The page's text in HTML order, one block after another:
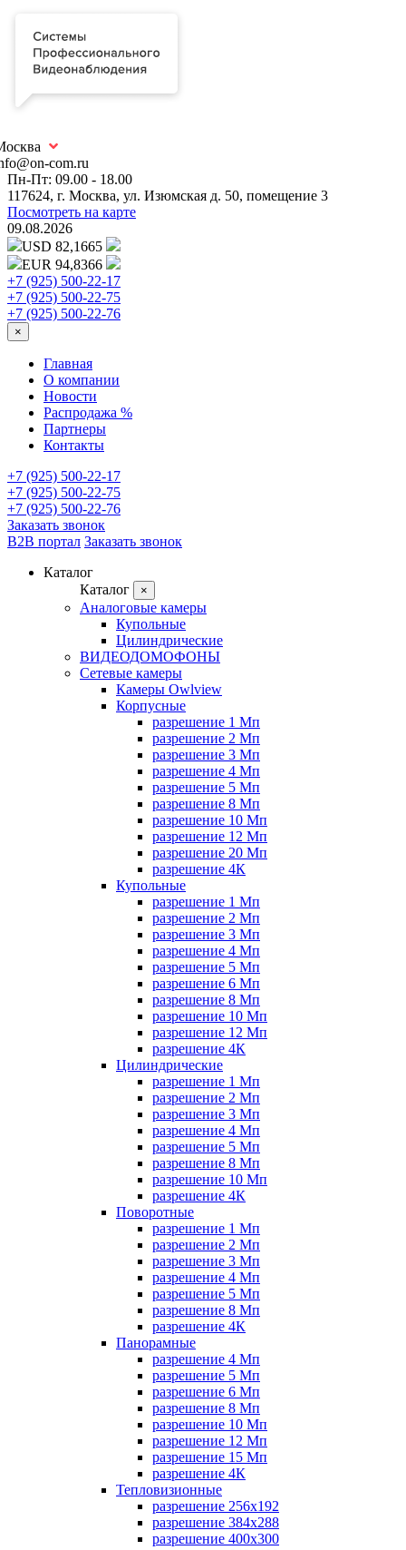
com.ru
Пн-Пт: 09.00 - 18.00
117624, г. Москва, ул. Изюмская д. 50, помещение 3
Посмотреть на карте
09.08.2026
USD 82,1665
EUR 94,8366
+7 (925) 500-22-17
+7 (925) 500-22-75
+7 (925) 500-22-76
×
Главная
О компании
Новости
Распродажа %
Партнеры
Контакты
+7 (925) 500-22-17
+7 (925) 500-22-75
+7 (925) 500-22-76
Заказать звонок
B2B портал Заказать звонок
Каталог
Каталог
×
Аналоговые камеры
Купольные
Цилиндрические
ВИДЕОДОМОФОНЫ
Сетевые камеры
Камеры Owlview
Корпусные
разрешение 1 Мп
разрешение 2 Мп
разрешение 3 Мп
разрешение 4 Мп
разрешение 5 Мп
разрешение 8 Мп
разрешение 10 Мп
разрешение 12 Мп
разрешение 20 Мп
разрешение 4К
Купольные
разрешение 1 Мп
разрешение 2 Мп
разрешение 3 Мп
разрешение 4 Мп
разрешение 5 Мп
разрешение 6 Мп
разрешение 8 Мп
разрешение 10 Мп
разрешение 12 Мп
разрешение 4К
Цилиндрические
разрешение 1 Мп
разрешение 2 Мп
разрешение 3 Мп
разрешение 4 Мп
разрешение 5 Мп
разрешение 8 Мп
разрешение 10 Мп
разрешение 4К
Поворотные
разрешение 1 Мп
разрешение 2 Мп
разрешение 3 Мп
разрешение 4 Мп
разрешение 5 Мп
разрешение 8 Мп
разрешение 4К
Панорамные
разрешение 4 Мп
разрешение 5 Мп
разрешение 6 Мп
разрешение 8 Мп
разрешение 10 Мп
разрешение 12 Мп
разрешение 15 Мп
разрешение 4К
Тепловизионные
разрешение 256x192
разрешение 384х288
разрешение 400x300